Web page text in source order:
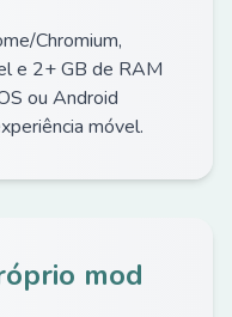
Chromium,
e 2+ GB de RAM
ou Android
móvel.
mod